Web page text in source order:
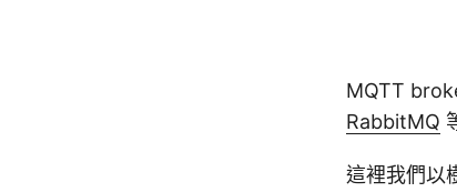
MQTT
RabbitMQ
這裡我們以